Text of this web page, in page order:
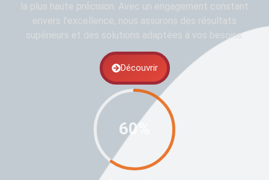
la plus haute précision. Avec un engagement constant
envers l’excellence, nous assurons des résultats
supérieurs et des solutions adaptées à vos besoins.
Découvrir
60%